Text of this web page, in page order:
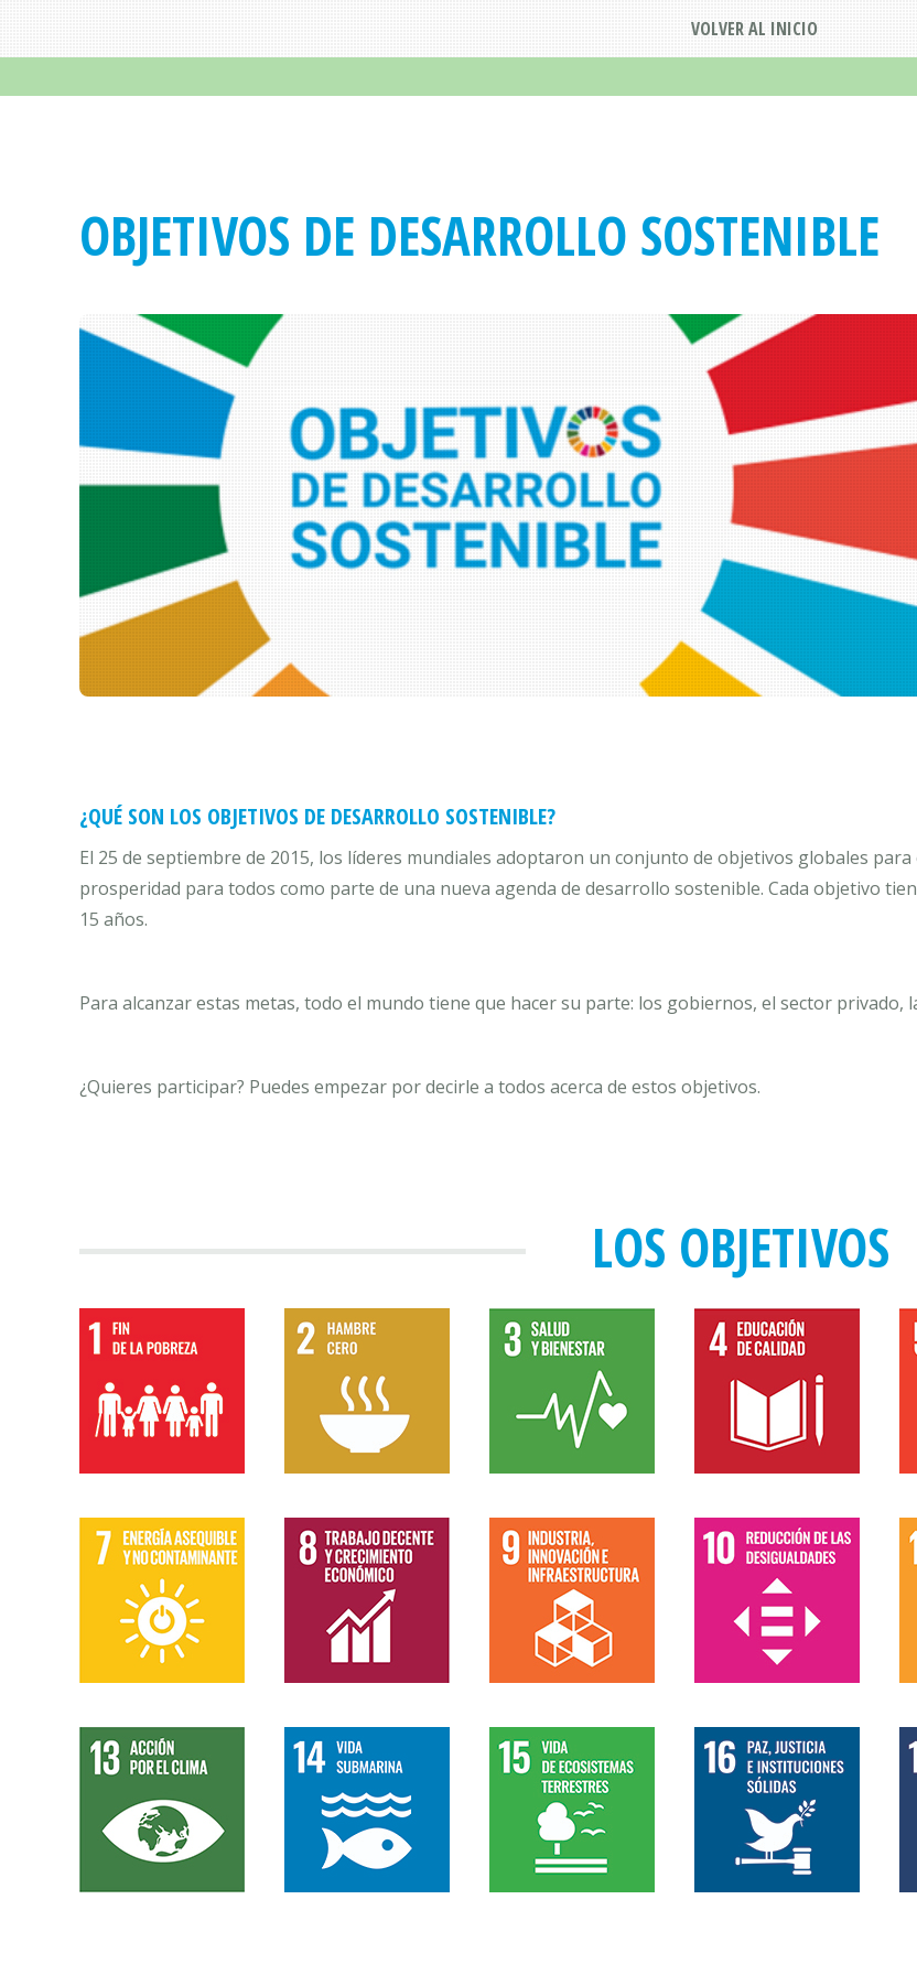
VOLVER AL INICIO
OBJETIVOS DE DESARROLLO SOSTENIBLE
¿QUÉ SON LOS OBJETIVOS DE DESARROLLO SOSTENIBLE?
El 25 de septiembre de 2015, los líderes mundiales adoptaron un conjunto de objetivos globales
prosperidad para todos como parte de una nueva agenda de desarrollo sostenible. Cada objetivo
15 años.
Para alcanzar estas metas, todo el mundo tiene que hacer su parte: los gobiernos, el sector privado,
¿Quieres participar? Puedes empezar por decirle a todos acerca de estos objetivos.
LOS OBJETIVOS